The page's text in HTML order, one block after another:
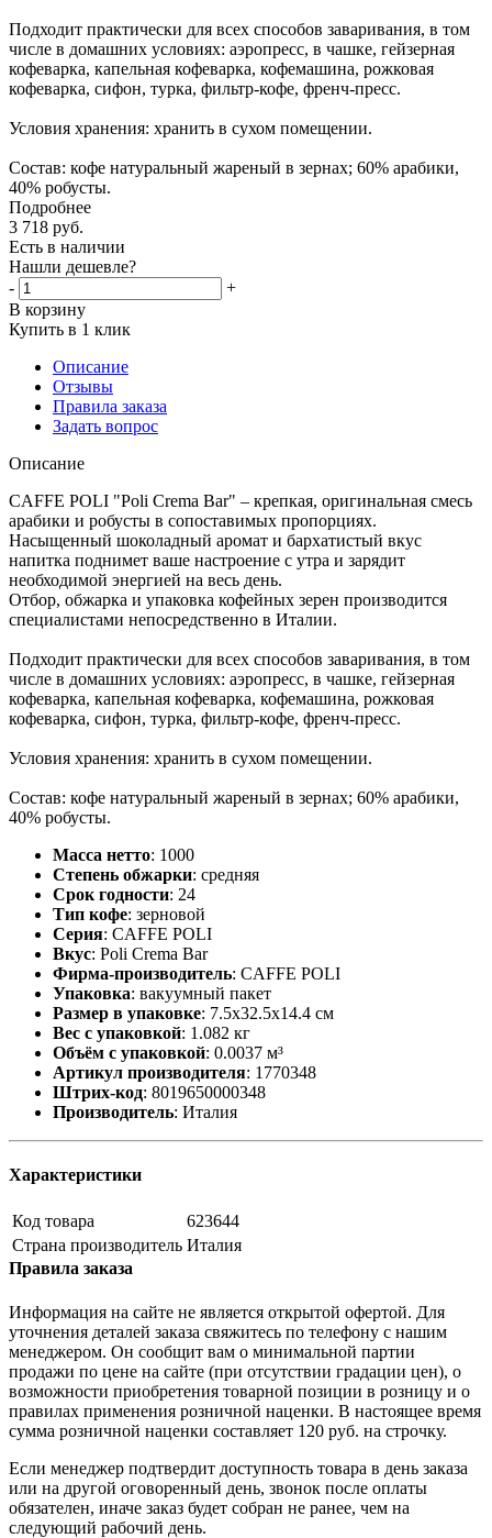
Подходит практически для всех способов заваривания, в том
числе в домашних условиях: аэропресс, в чашке, гейзерная
кофеварка, капельная кофеварка, кофемашина, рожковая
кофеварка, сифон, турка, фильтр-кофе, френч-пресс.
Условия хранения: хранить в сухом помещении.
Состав: кофе натуральный жареный в зернах; 60% арабики,
40% робусты.
Подробнее
3 718 руб.
Есть в наличии
Нашли дешевле?
-
+
В корзину
Купить в 1 клик
Описание
Отзывы
Правила заказа
Задать вопрос
Описание
CAFFE POLI "Poli Crema Bar" – крепкая, оригинальная смесь
арабики и робусты в сопоставимых пропорциях.
Насыщенный шоколадный аромат и бархатистый вкус
напитка поднимет ваше настроение с утра и зарядит
необходимой энергией на весь день.
Отбор, обжарка и упаковка кофейных зерен производится
специалистами непосредственно в Италии.
Подходит практически для всех способов заваривания, в том
числе в домашних условиях: аэропресс, в чашке, гейзерная
кофеварка, капельная кофеварка, кофемашина, рожковая
кофеварка, сифон, турка, фильтр-кофе, френч-пресс.
Условия хранения: хранить в сухом помещении.
Состав: кофе натуральный жареный в зернах; 60% арабики,
40% робусты.
Масса нетто: 1000
Степень обжарки: средняя
Срок годности: 24
Тип кофе: зерновой
Серия: CAFFE POLI
Вкус: Poli Crema Bar
Фирма-производитель: CAFFE POLI
Упаковка: вакуумный пакет
Размер в упаковке: 7.5x32.5x14.4 см
Вес с упаковкой: 1.082 кг
Объём с упаковкой: 0.0037 м³
Артикул производителя: 1770348
Штрих-код: 8019650000348
Производитель: Италия
Характеристики
Код товара
623644
Страна производитель Италия
Правила заказа
Информация на сайте не является открытой офертой. Для
уточнения деталей заказа свяжитесь по телефону с нашим
менеджером. Он сообщит вам о минимальной партии
продажи по цене на сайте (при отсутствии градации цен), о
возможности приобретения товарной позиции в розницу и о
правилах применения розничной наценки. В настоящее время
сумма розничной наценки составляет 120 руб. на строчку.
Если менеджер подтвердит доступность товара в день заказа
или на другой оговоренный день, звонок после оплаты
обязателен, иначе заказ будет собран не ранее, чем на
следующий рабочий день.